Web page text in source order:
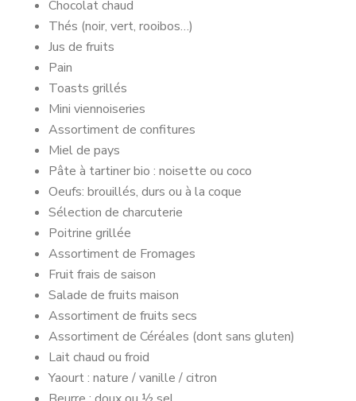
Chocolat chaud
Thés (noir, vert, rooibos…)
Jus de fruits
Pain
Toasts grillés
Mini viennoiseries
Assortiment de confitures
Miel de pays
Pâte à tartiner bio : noisette ou coco
Oeufs: brouillés, durs ou à la coque
Sélection de charcuterie
Poitrine grillée
Assortiment de Fromages
Fruit frais de saison
Salade de fruits maison
Assortiment de fruits secs
Assortiment de Céréales (dont sans gluten)
Lait chaud ou froid
Yaourt : nature / vanille / citron